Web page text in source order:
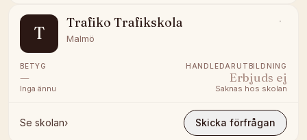
T
Trafiko Trafikskola
Malmö
BETYG
—
Inga ännu
HANDLEDARUTBILDNING
Erbjuds ej
Saknas hos skolan
Se skolan› Skicka förfrågan